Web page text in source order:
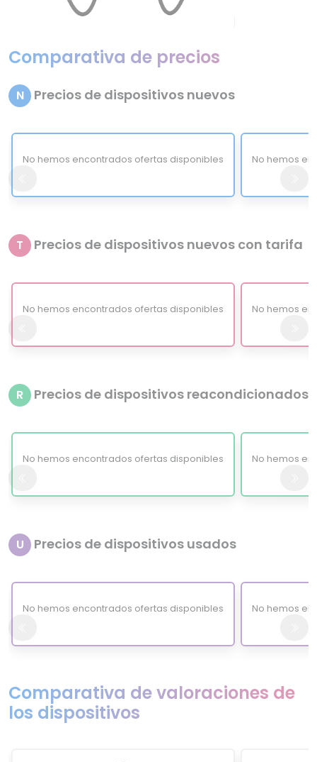
Comparativa de precios
N Precios de dispositivos nuevos
No hemos encontrados ofertas disponibles No hemos
T Precios de dispositivos nuevos con tarifa
No hemos encontrados ofertas disponibles No hemos
R Precios de dispositivos reacondicionados
No hemos encontrados ofertas disponibles No hemos
U Precios de dispositivos usados
No hemos encontrados ofertas disponibles No hemos
Comparativa de valoraciones de
los dispositivos